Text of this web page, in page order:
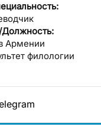
Армении
филологии